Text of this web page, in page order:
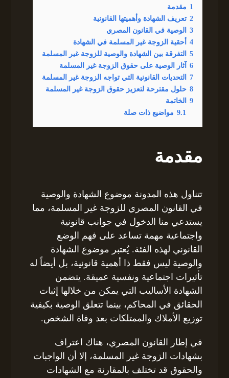
1 مقدمة
2 تعريف الشهادة وأهميتها القانونية
3
الوصية في القانون المصري
4
أحقية الزوجة غير المسلمة في الشهادة
5
التفرقة بين الشهادة والوصية للزوجة غير المسلمة
6
آثار الوصية على حقوق الزوجة غير المسلمة
7
التحديات القانونية التي تواجه الزوجة غير المسلمة
8 حلول مقترحة لتعزيز حقوق الزوجة غير المسلمة
9
الخاتمة
9.1 مواضيع ذات صلة
مقدمة
تتناول هذه المدونة موضوع الشهادة والوصية
في القانون المصري للزوجة غير المسلمة، مما
يستدعي منا الدخول في جوانب قانونية
واجتماعية مهمة تساعد على فهم الوضع
القانوني لهذه الفئة. يُعتبر موضوع الشهادة
والوصية ليس فقط ذا أهمية قانونية، بل أيضاً له
تأثيرات اجتماعية ونفسية عميقة. يتضمن
الشهادة الأساليب التي يمكن من خلالها إثبات
الحقائق في المحاكم، بينما تتعلق الوصية بكيفية
توزيع الأملاك والممتلكات بعد وفاة الشخص.
في إطار القانون المصري، هناك اعتراف
بشهادات الزوجة غير المسلمة، إلا أن الواجبات
والحقوق قد تختلف بالمقارنة مع الشهادات